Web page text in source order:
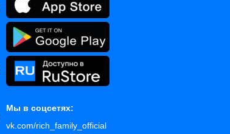
Мы в соцсетях:
vk.com/rich_family_official